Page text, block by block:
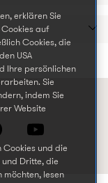
erklären Sie
auf
Cookies, die
USA
Ihre persönlichen
Sie
indem Sie
Website
Cookies und die
Dritte, die
möchten, lesen